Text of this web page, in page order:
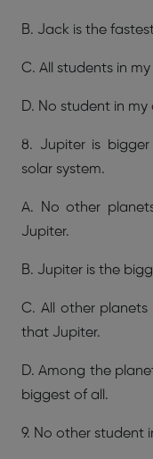
B. Jack is the
C. All students in
D. No student in
8. Jupiter is
solar system.
A. No other
Jupiter.
B. Jupiter is the
C. All other
that Jupiter.
D. Among the
biggest of all.
9. No other student